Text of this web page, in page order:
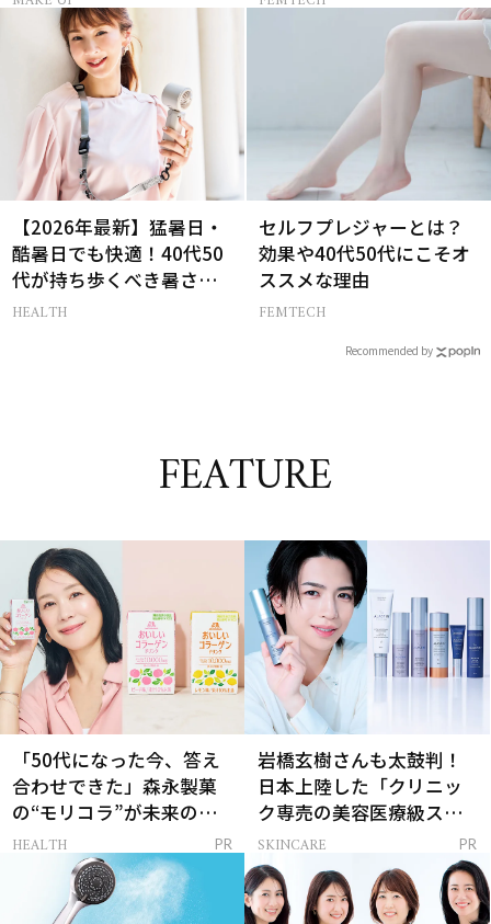
【2026年最新】猛暑日・
酷暑日でも快適！40代50
代が持ち歩くべき暑さ対
策グッズ
HEALTH
セルフプレジャーとは？
効果や40代50代にこそオ
ススメな理由
FEMTECH
Recommended by
FEATURE
「50代になった今、答え
合わせできた」森永製菓
の“モリコラ”が未来のキ
レイを連れてくる！
HEALTH PR
岩橋玄樹さんも太鼓判！
日本上陸した「クリニッ
ク専売の美容医療級スキ
ンケア」
SKINCARE PR